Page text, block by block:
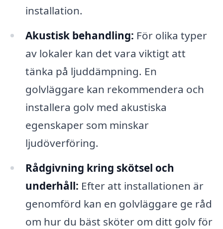
installation.
Akustisk behandling: För olika typer
av lokaler kan det vara viktigt att
tänka på ljuddämpning. En
golvläggare kan rekommendera och
installera golv med akustiska
egenskaper som minskar
ljudöverföring.
Rådgivning kring skötsel och
underhåll: Efter att installationen är
genomförd kan en golvläggare ge råd
om hur du bäst sköter om ditt golv för